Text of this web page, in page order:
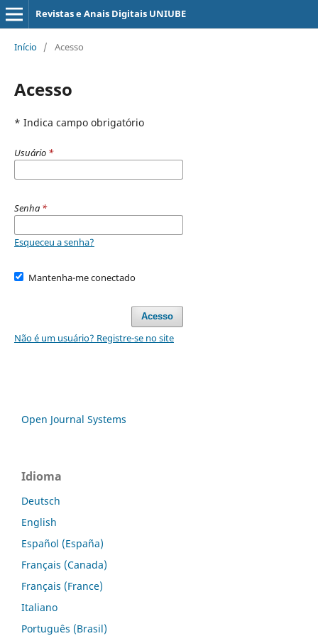
Revistas e Anais Digitais UNIUBE
Início / Acesso
Acesso
* Indica campo obrigatório
Usuário *
Senha *
Esqueceu a senha?
Mantenha-me conectado
Acesso
Não é um usuário? Registre-se no site
Open Journal Systems
Idioma
Deutsch
English
Español (España)
Français (Canada)
Français (France)
Italiano
Português (Brasil)